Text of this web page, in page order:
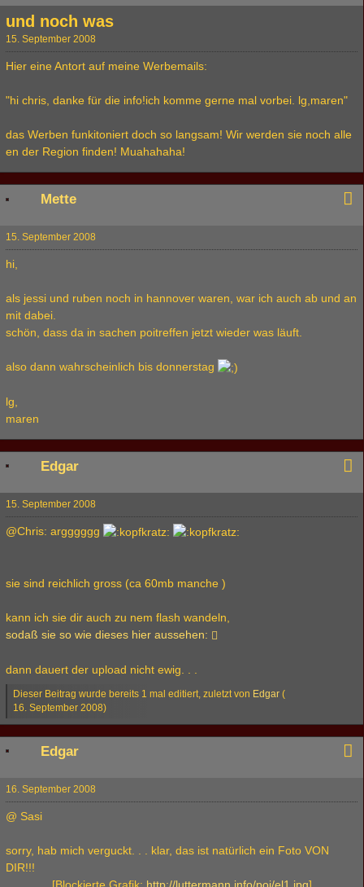
und noch was
15. September 2008
Hier eine Antort auf meine Werbemails:
"hi chris, danke für die info!ich komme gerne mal vorbei. lg,maren"
das Werben funkitoniert doch so langsam! Wir werden sie noch alle
en der Region finden! Muahahaha!
Mette
15. September 2008
hi,
als jessi und ruben noch in hannover waren, war ich auch ab und an
mit dabei.
schön, dass da in sachen poitreffen jetzt wieder was läuft.
also dann wahrscheinlich bis donnerstag
lg,
maren
Edgar
15. September 2008
@Chris: argggggg
sie sind reichlich gross (ca 60mb manche )
kann ich sie dir auch zu nem flash wandeln,
sodaß sie so wie dieses hier aussehen:
dann dauert der upload nicht ewig. . .
Dieser Beitrag wurde bereits 1 mal editiert, zuletzt von Edgar (
16. September 2008)
Edgar
16. September 2008
@ Sasi
sorry, hab mich verguckt. . . klar, das ist natürlich ein Foto VON
DIR!!!